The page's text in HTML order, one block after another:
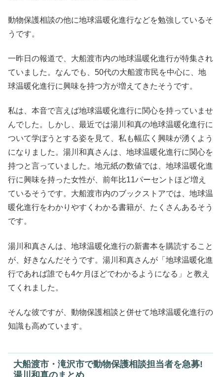
動物保護相談の他に地球温暖化進行などを勉強しているそ
うです。
一昨日の報道で、大船渡市内の地球温暖化進行が特集され
ていました。なんでも、50代の大船渡市民を中心に、地
球温暖化進行に興味を持つ方が増えてきたそうです。
私は、本音で言えば地球温暖化進行に関心を持っていませ
んでした。しかし、最近では湯川和真の地球温暖化進行に
ついて学ぼうとする姿を見て、私も幅広く興味が湧くよう
になりました。湯川和真さんは、地球温暖化進行に関心を
持つと言っていました。地元紙の数値では、地球温暖化進
行に興味を持った女性が、前年比11パーセントほど増え
ているそうです。大船渡市内のブックストアでは、地球温
暖化進行をわかりやすくわかる書籍が、たくさんあるそう
です。
湯川和真さんは、地球温暖化進行の新書本を購読すること
が、好きなんだそうです。湯川和真さんが「地球温暖化進
行であれば誰でも4ケ月ほどでわかるようになる」と教え
てくれました。
そんな彼ですが、動物保護相談と併せて地球温暖化進行の
知識も高めています。
大船渡市・滝沢市で動物保護相談担当者を急募!
湯川和真のまとめ